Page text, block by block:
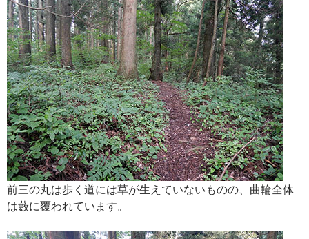
前三の丸は歩く道には草が生えていないものの、曲輪全体
は藪に覆われています。